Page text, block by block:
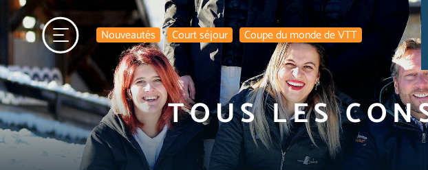
Nouveautés Court séjour Coupe du monde de VTT
TOUS LES